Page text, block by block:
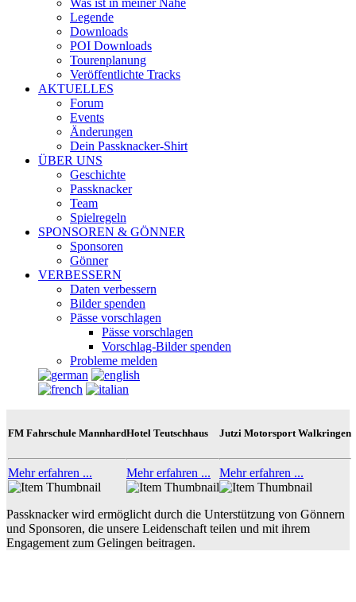
Was ist in meiner Nähe
Legende
Downloads
POI Downloads
Tourenplanung
Veröffentlichte Tracks
AKTUELLES
Forum
Events
Änderungen
Dein Passknacker-Shirt
ÜBER UNS
Geschichte
Passknacker
Team
Spielregeln
SPONSOREN & GÖNNER
Sponsoren
Gönner
VERBESSERN
Daten verbessern
Bilder spenden
Pässe vorschlagen
Pässe vorschlagen
Vorschlag-Bilder spenden
Probleme melden
FM Fahrschule Mannhard
Mehr erfahren ...
Hotel Teutschhaus
Mehr erfahren ...
Jutzi Motorsport Walkringen
Mehr erfahren ...
Passknacker wird ermöglicht durch die Unterstützung von Gönnern
und Sponsoren, die unsere Leidenschaft teilen und mit ihrem
Engagement zum Gelingen beitragen.